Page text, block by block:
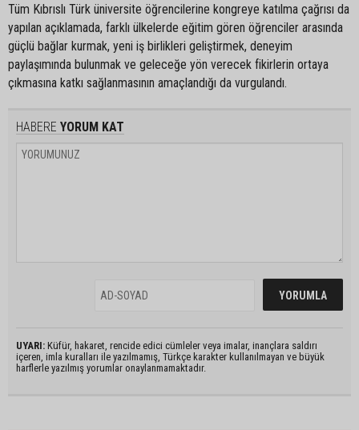
Tüm Kıbrıslı Türk üniversite öğrencilerine kongreye katılma çağrısı da
yapılan açıklamada, farklı ülkelerde eğitim gören öğrenciler arasında
güçlü bağlar kurmak, yeni iş birlikleri geliştirmek, deneyim
paylaşımında bulunmak ve geleceğe yön verecek fikirlerin ortaya
çıkmasına katkı sağlanmasının amaçlandığı da vurgulandı.
HABERE YORUM KAT
UYARI: Küfür, hakaret, rencide edici cümleler veya imalar, inançlara saldırı
içeren, imla kuralları ile yazılmamış, Türkçe karakter kullanılmayan ve büyük
harflerle yazılmış yorumlar onaylanmamaktadır.